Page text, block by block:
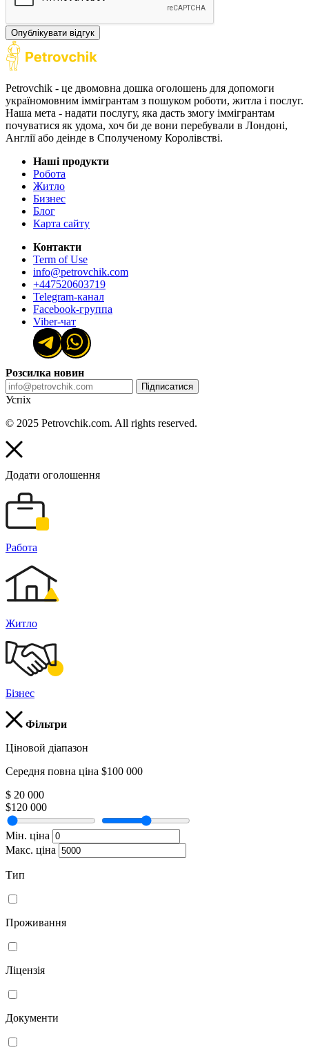
Опублікувати відгук
Petrovchik - це двомовна дошка оголошень для допомоги
україномовним іммігрантам з пошуком роботи, житла і послуг.
Наша мета - надати послугу, яка дасть змогу іммігрантам
почуватися як удома, хоч би де вони перебували в Лондоні,
Англії або деінде в Сполученому Королівстві.
Наші продукти
Робота
Житло
Бизнес
Блог
Карта сайту
Контакти
Term of Use
info@petrovchik.com
+447520603719
Telegram-канал
Facebook-группа
Viber-чат
Розсилка новин
Підписатися
Успіх
© 2025 Petrovchik.com. All rights reserved.
Додати оголошення
Работа
Житло
Бізнес
Фільтри
Ціновой діапазон
Середня повна ціна $100 000
$ 20 000
$120 000
Мін. ціна
Макс. ціна
Тип
Проживання
Ліцензія
Документи